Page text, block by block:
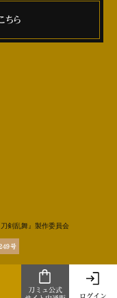
刀ミュ公式
ログイン
ちら
剣乱舞』製作委員会